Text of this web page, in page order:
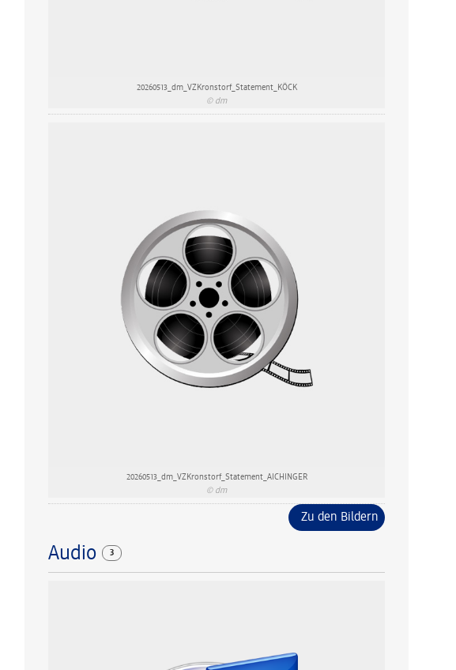
20260513_dm_VZKronstorf_Statement_KÖCK
© dm
20260513_dm_VZKronstorf_Statement_AICHINGER
© dm
Zu den Bildern
Audio 3